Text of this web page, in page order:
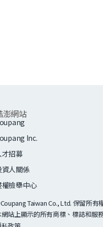
澎網站
Inc.
才招募
資人關係
權檢舉中心
Taiwan Co., Ltd. 保留所有
站上顯示的所有商標、標誌和服